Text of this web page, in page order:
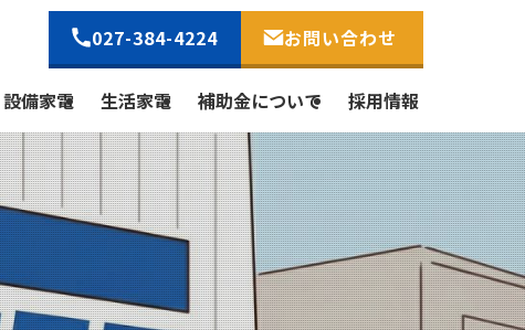
設備家電 生活家電 補助金について 採用情報
027-384-4224 お問い合わせ